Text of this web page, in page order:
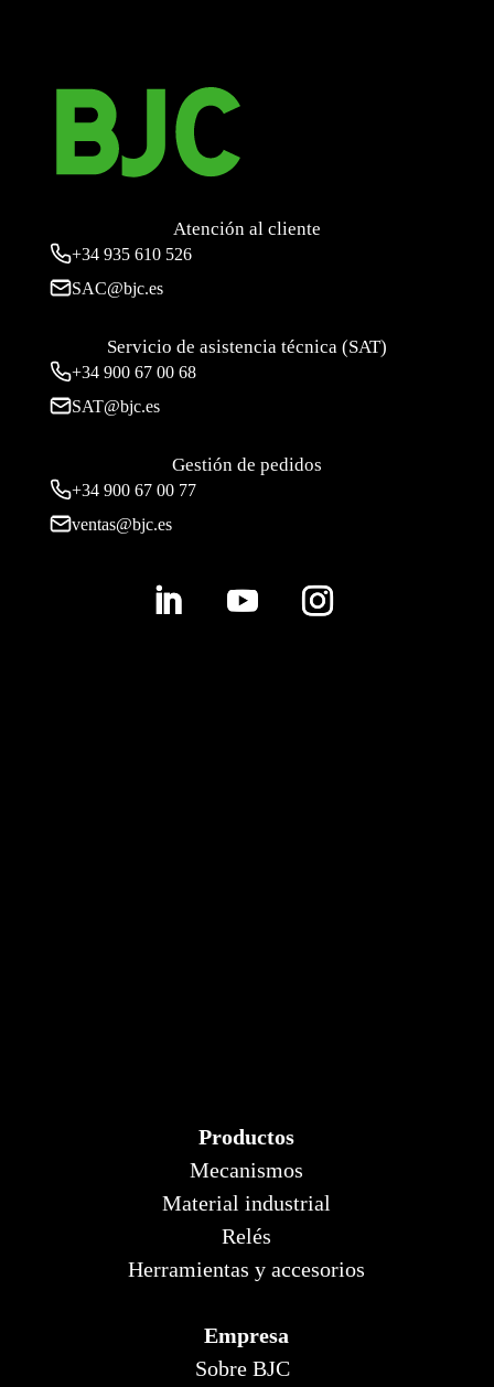
Atención al cliente
+34 935 610 526
SAC@bjc.es
Servicio de asistencia técnica (SAT)
+34 900 67 00 68
SAT@bjc.es
Gestión de pedidos
+34 900 67 00 77
ventas@bjc.es
Productos
Mecanismos
Material industrial
Relés
Herramientas y accesorios
Empresa
Sobre BJC